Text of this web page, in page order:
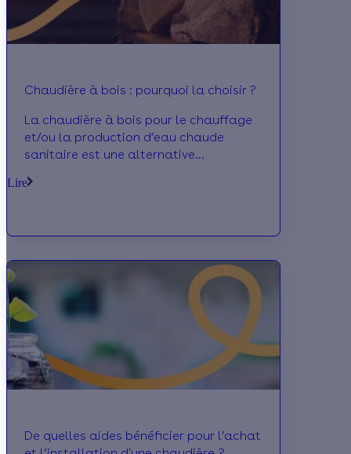
Chaudière à bois : pourquoi la choisir ?
La chaudière à bois pour le chauffage
et/ou la production d’eau chaude
sanitaire est une alternative
économique et écologique.
Lire
De quelles aides bénéficier pour l’achat